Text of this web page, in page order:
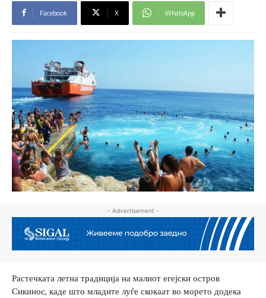
Facebook X WhatsApp
- Advertisement -
Растечката летна традиција на малиот егејски остров
Сикинос, каде што младите луѓе скокаат во морето додека